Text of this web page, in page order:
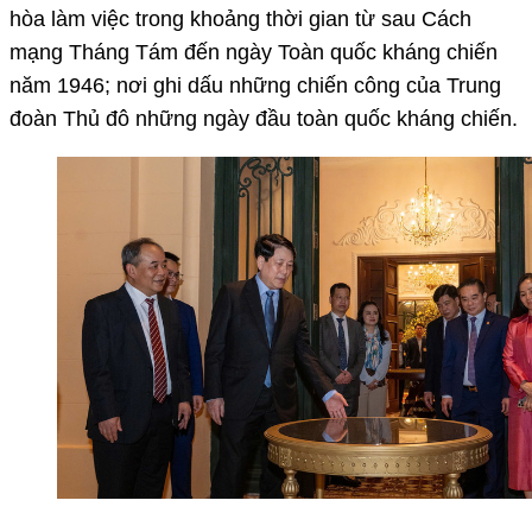
hòa làm việc trong khoảng thời gian từ sau Cách
mạng Tháng Tám đến ngày Toàn quốc kháng chiến
năm 1946; nơi ghi dấu những chiến công của Trung
đoàn Thủ đô những ngày đầu toàn quốc kháng chiến.